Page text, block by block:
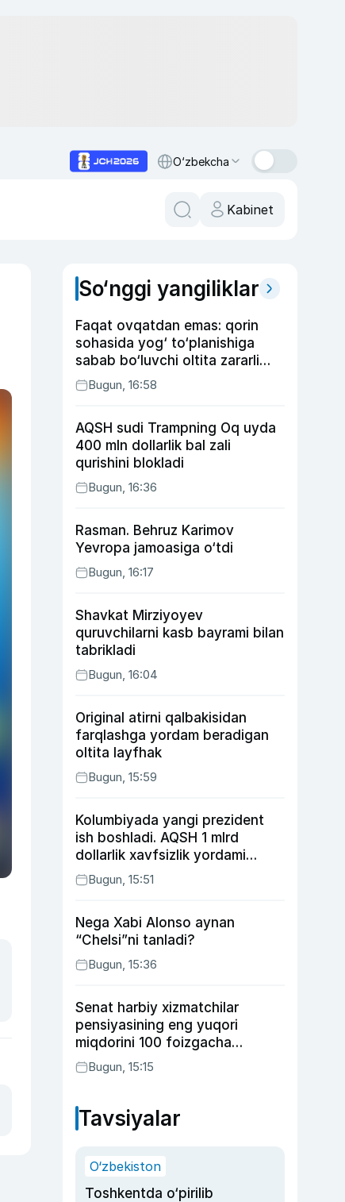
O‘zbekcha
Kabinet
So‘nggi yangiliklar
Faqat ovqatdan emas: qorin
sohasida yog‘ to‘planishiga
sabab bo‘luvchi oltita zararli
odatBugun, 16:58
AQSH sudi Trampning Oq uyda
400 mln dollarlik bal zali
qurishini blokladi
Bugun, 16:36
Rasman. Behruz Karimov
Yevropa jamoasiga o‘tdi
Bugun, 16:17
Shavkat Mirziyoyev
quruvchilarni kasb bayrami bilan
tabrikladi
Bugun, 16:04
Original atirni qalbakisidan
farqlashga yordam beradigan
oltita layfhak
Bugun, 15:59
Kolumbiyada yangi prezident
ish boshladi. AQSH 1 mlrd
dollarlik xavfsizlik yordami
bermoqchi
Bugun, 15:51
Nega Xabi Alonso aynan
“Chelsi”ni tanladi?
Bugun, 15:36
Senat harbiy xizmatchilar
pensiyasining eng yuqori
miqdorini 100 foizgacha
oshirishni nazarda tutuvchi
qonunni ma’qulladi
Bugun, 15:15
Tavsiyalar
O‘zbekiston
Toshkentda o‘pirilib